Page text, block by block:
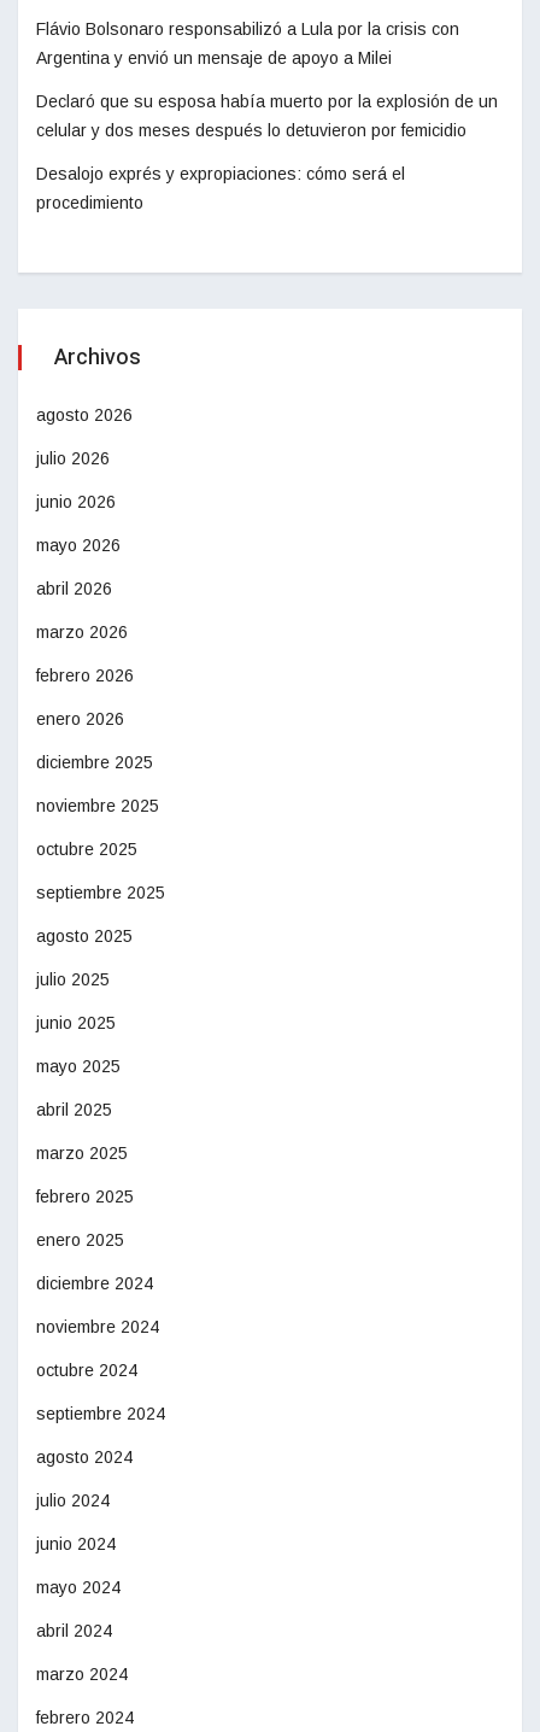
Flávio Bolsonaro responsabilizó a Lula por la crisis con
Argentina y envió un mensaje de apoyo a Milei
Declaró que su esposa había muerto por la explosión de un
celular y dos meses después lo detuvieron por femicidio
Desalojo exprés y expropiaciones: cómo será el
procedimiento
Archivos
agosto 2026
julio 2026
junio 2026
mayo 2026
abril 2026
marzo 2026
febrero 2026
enero 2026
diciembre 2025
noviembre 2025
octubre 2025
septiembre 2025
agosto 2025
julio 2025
junio 2025
mayo 2025
abril 2025
marzo 2025
febrero 2025
enero 2025
diciembre 2024
noviembre 2024
octubre 2024
septiembre 2024
agosto 2024
julio 2024
junio 2024
mayo 2024
abril 2024
marzo 2024
febrero 2024